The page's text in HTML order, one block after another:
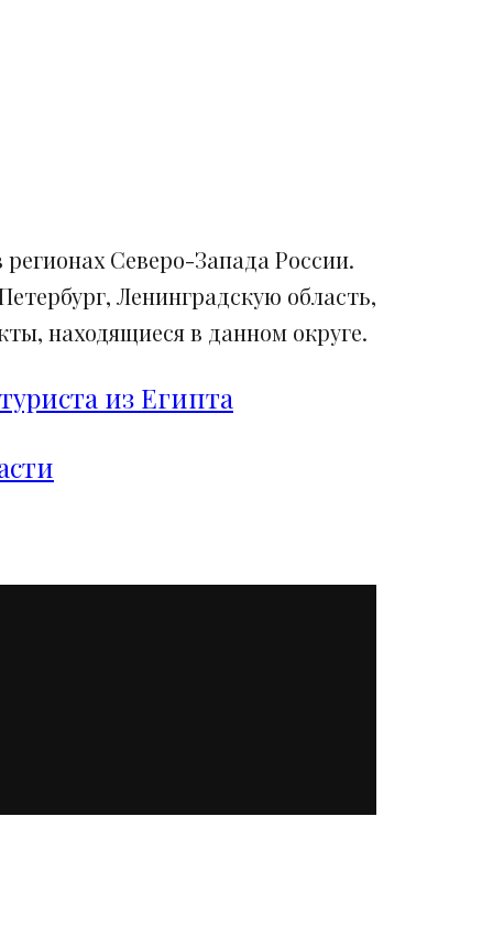
Северо-Запада России.
Ленинградскую область,
находящиеся в данном округе.
из Египта